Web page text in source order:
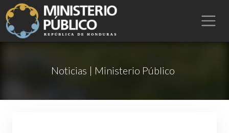
Noticias | Ministerio Público